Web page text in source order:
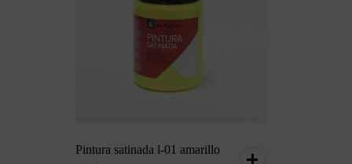
Pintura satinada l-01 amarillo